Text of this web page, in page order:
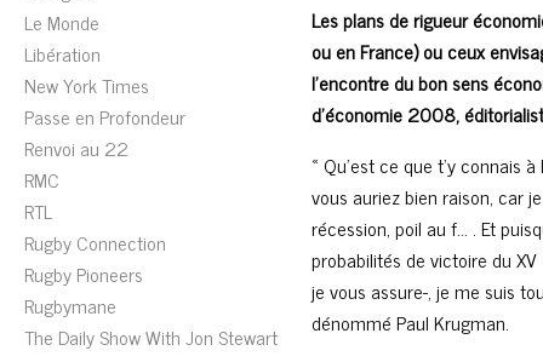
Le Monde
Libération
New York Times
Passe en Profondeur
Renvoi au 22
RMC
RTL
Rugby Connection
Rugby Pioneers
Rugbymane
The Daily Show With Jon Stewart
Les plans de rigueur
ou en France) ou ceux
l’encontre du bon sens
d’économie 2008,
« Qu’est ce que t’y connais
vous auriez bien raison, car
récession, poil au f… . Et
probabilités de victoire du
je vous assure-, je me suis
dénommé Paul Krugman.